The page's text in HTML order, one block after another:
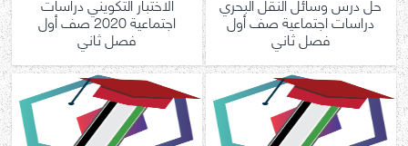
دراسات اجتماعية صف أول
فصل ثاني
اجتماعية 2020 صف أول
فصل ثاني